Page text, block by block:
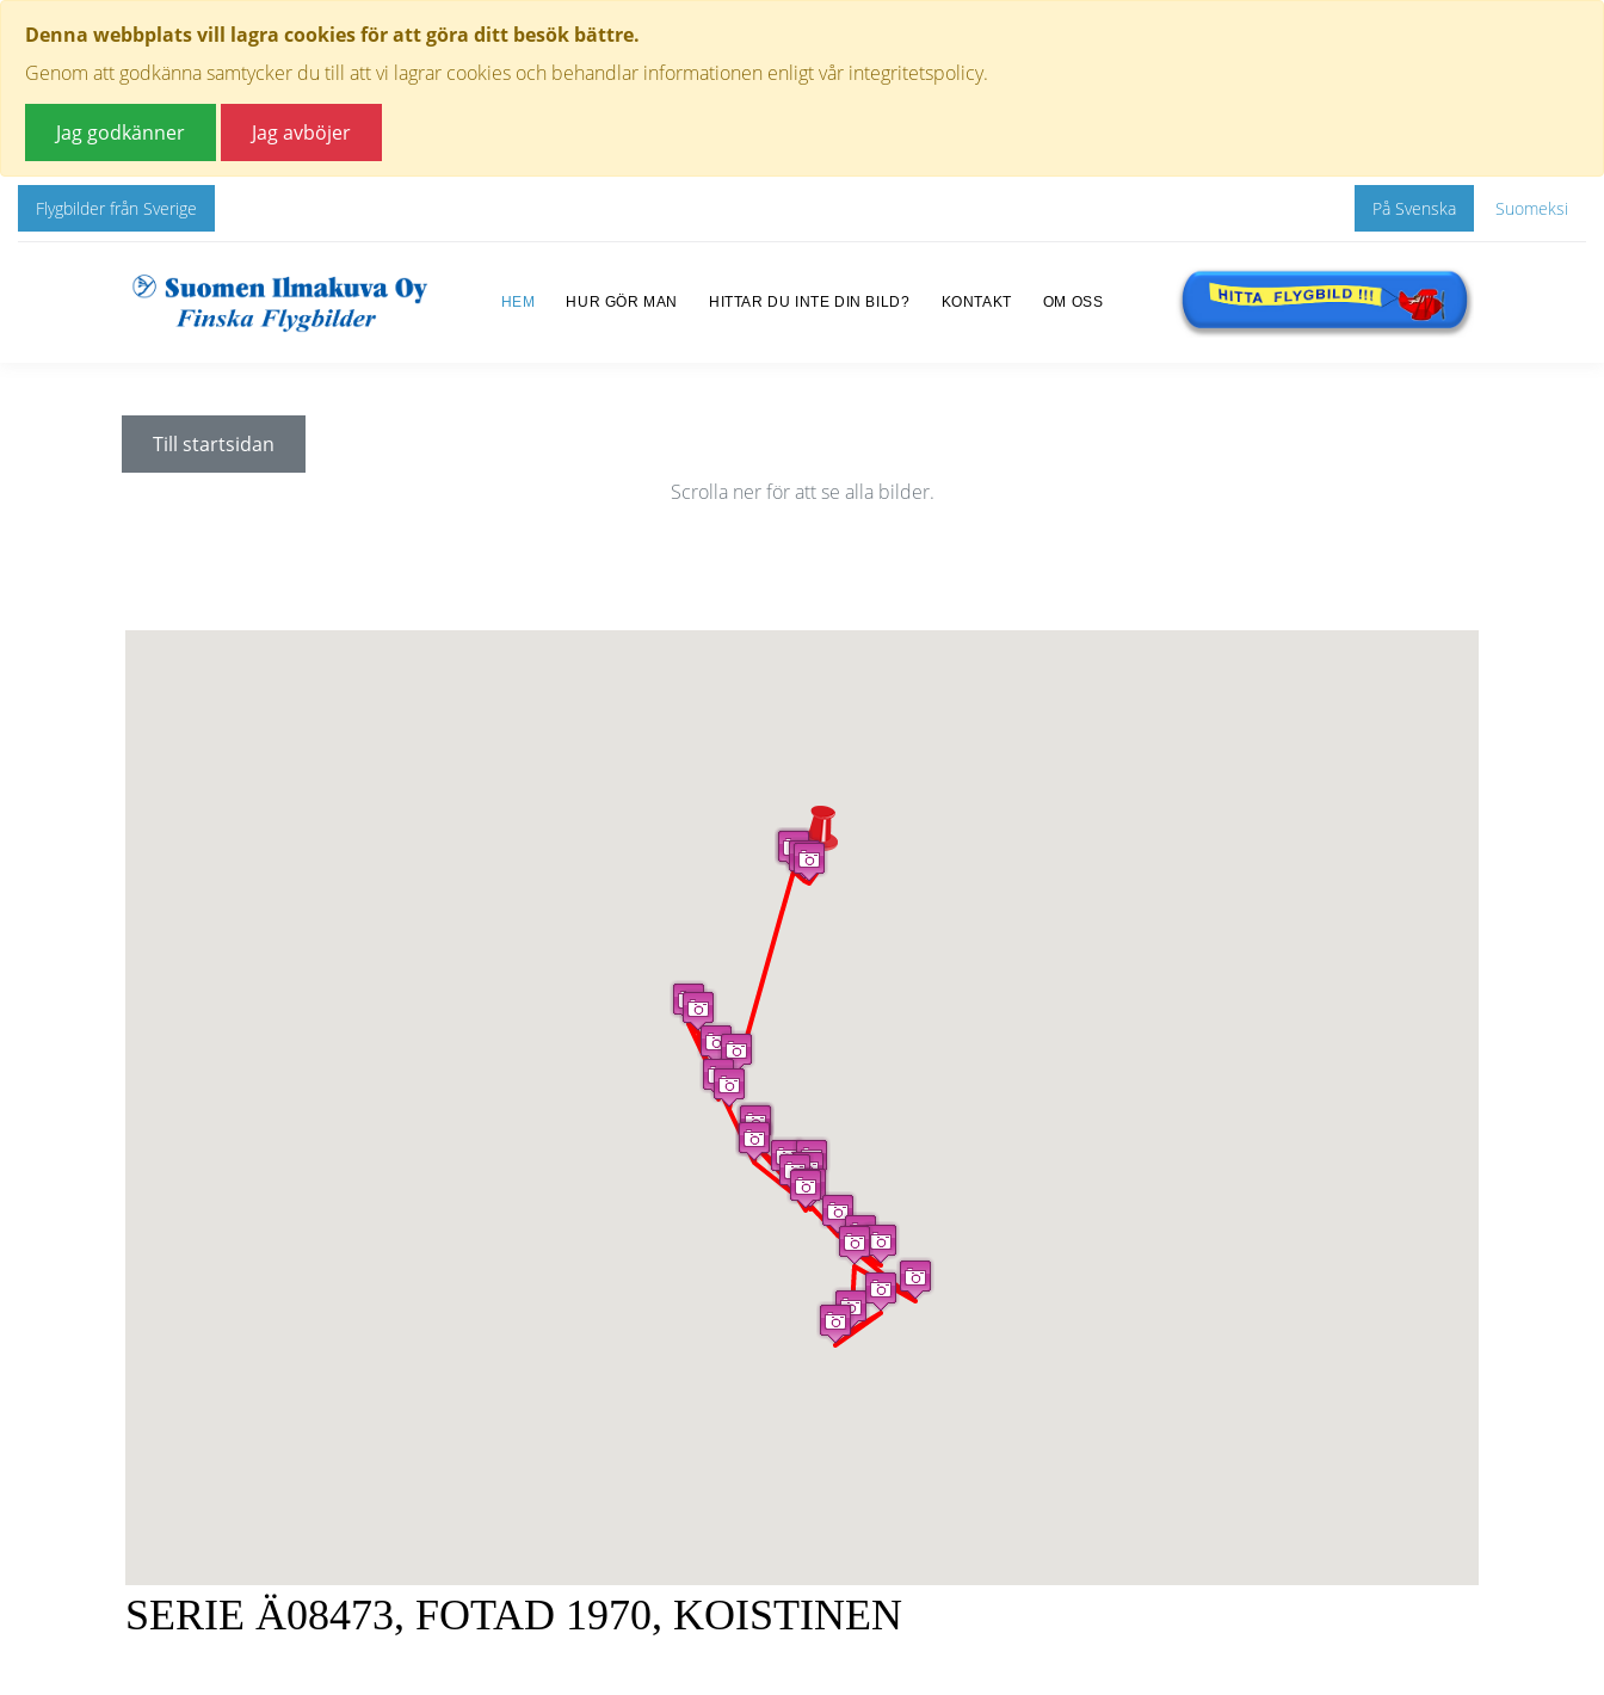
Denna webbplats vill lagra cookies för att göra ditt besök bättre.
Genom att godkänna samtycker du till att vi lagrar cookies och behandlar informationen enligt vår integritetspolicy.
Jag godkänner Jag avböjer
Flygbilder från Sverige På Svenska Suomeksi
HEM HUR GÖR MAN HITTAR DU INTE DIN BILD? KONTAKT OM OSS
Till startsidan
Scrolla ner för att se alla bilder.
SERIE Ä08473, FOTAD 1970, KOISTINEN